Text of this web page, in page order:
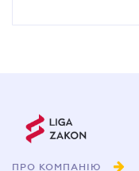
ПРО КОМПАНІЮ